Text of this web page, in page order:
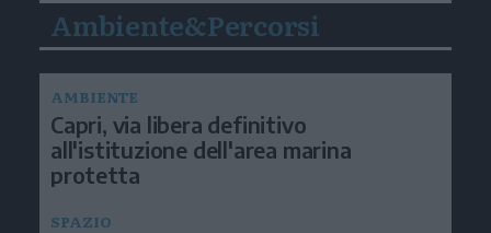
Ambiente&Percorsi
AMBIENTE
Capri, via libera definitivo
all'istituzione dell'area marina
protetta
SPAZIO